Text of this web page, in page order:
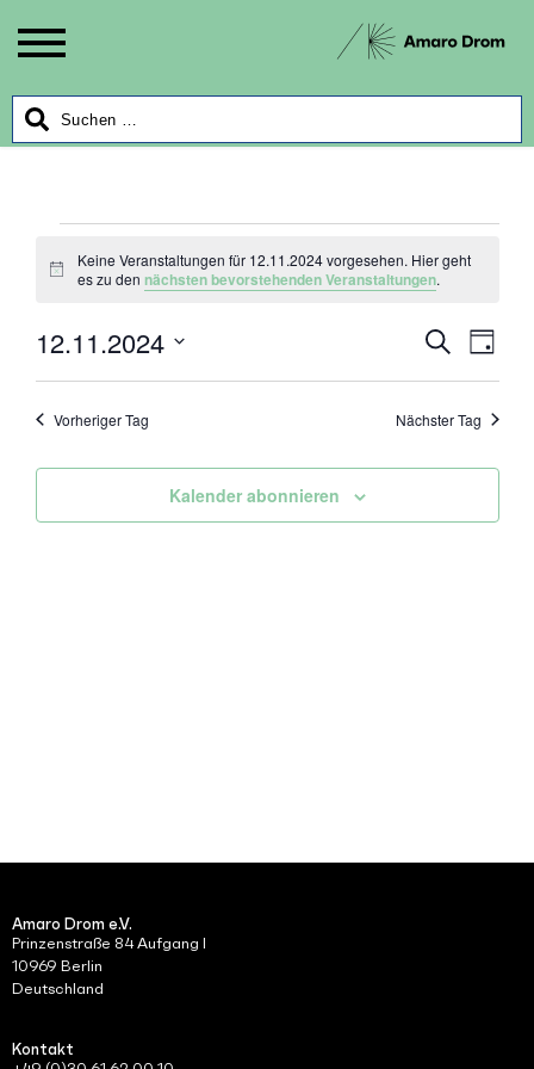
Veranstaltungen
für
12.11.2024
Hinweis
Keine Veranstaltungen für 12.11.2024 vorgesehen. Hier geht
es zu dennächsten bevorstehenden Veranstaltungen.
Suche
und
SucheTag
12.11.2024
Vorheriger Tag Nächster Tag
Kalender abonnieren
Amaro Drom e.V.
Prinzenstraße 84 Aufgang I
10969 Berlin
Deutschland
Kontakt